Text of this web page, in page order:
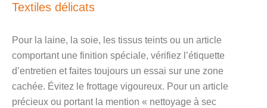
Textiles délicats
Pour la laine, la soie, les tissus teints ou un article
comportant une finition spéciale, vérifiez l’étiquette
d’entretien et faites toujours un essai sur une zone
cachée. Évitez le frottage vigoureux. Pour un article
précieux ou portant la mention « nettoyage à sec